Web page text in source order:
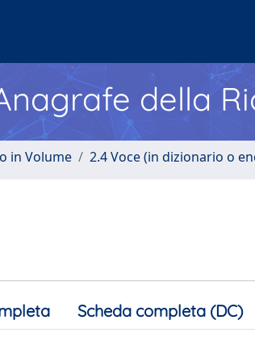
della
in Volume 2.4 Voce (in dizionario o
Scheda completa (DC)